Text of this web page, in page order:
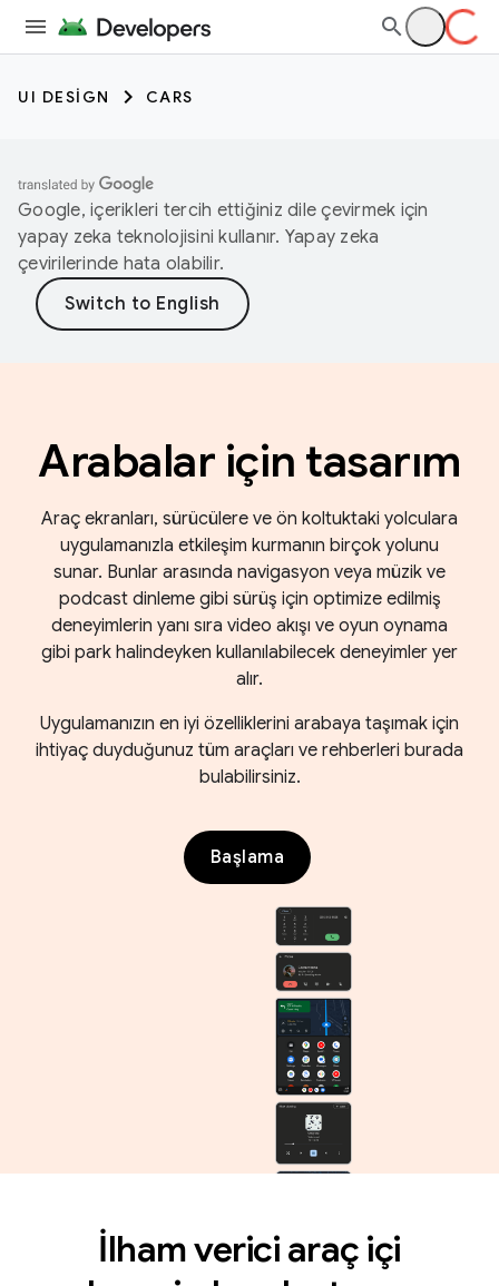
UI DESIGN CARS
Google, içerikleri tercih ettiğiniz dile çevirmek için
yapay zeka teknolojisini kullanır. Yapay zeka
çevirilerinde hata olabilir.
Arabalar için tasarım
Araç ekranları, sürücülere ve ön koltuktaki yolculara
uygulamanızla etkileşim kurmanın birçok yolunu
sunar. Bunlar arasında navigasyon veya müzik ve
podcast dinleme gibi sürüş için optimize edilmiş
deneyimlerin yanı sıra video akışı ve oyun oynama
gibi park halindeyken kullanılabilecek deneyimler yer
alır.
Uygulamanızın en iyi özelliklerini arabaya taşımak için
ihtiyaç duyduğunuz tüm araçları ve rehberleri burada
bulabilirsiniz.
Başlama
İlham verici araç içi